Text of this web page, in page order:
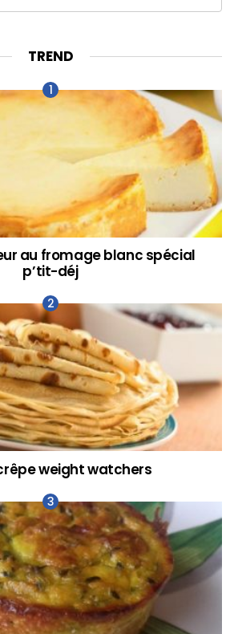
TREND
au fromage blanc spécial
p’tit-déj
weight watchers